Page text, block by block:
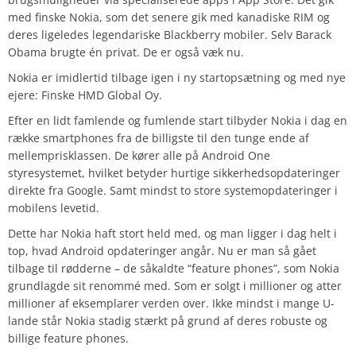
med finske Nokia, som det senere gik med kanadiske RIM og
deres ligeledes legendariske Blackberry mobiler. Selv Barack
Obama brugte én privat. De er også væk nu.
Nokia er imidlertid tilbage igen i ny startopsætning og med nye
ejere: Finske HMD Global Oy.
Efter en lidt famlende og fumlende start tilbyder Nokia i dag en
række smartphones fra de billigste til den tunge ende af
mellemprisklassen. De kører alle på Android One
styresystemet, hvilket betyder hurtige sikkerhedsopdateringer
direkte fra Google. Samt mindst to store systemopdateringer i
mobilens levetid.
Dette har Nokia haft stort held med, og man ligger i dag helt i
top, hvad Android opdateringer angår. Nu er man så gået
tilbage til rødderne – de såkaldte “feature phones”, som Nokia
grundlagde sit renommé med. Som er solgt i millioner og atter
millioner af eksemplarer verden over. Ikke mindst i mange U-
lande står Nokia stadig stærkt på grund af deres robuste og
billige feature phones.